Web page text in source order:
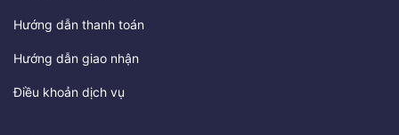
Hướng dẫn thanh toán
Hướng dẫn giao nhận
Điều khoản dịch vụ